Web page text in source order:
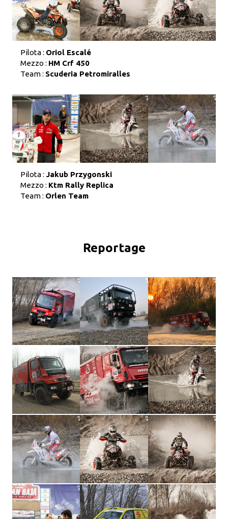
Pilota : Oriol Escalé
Mezzo : HM Crf 450
Team : Scuderia Petromiralles
Pilota : Jakub Przygonski
Mezzo : Ktm Rally Replica
Team : Orlen Team
Reportage